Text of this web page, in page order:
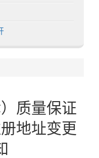
质量保证
地址变更